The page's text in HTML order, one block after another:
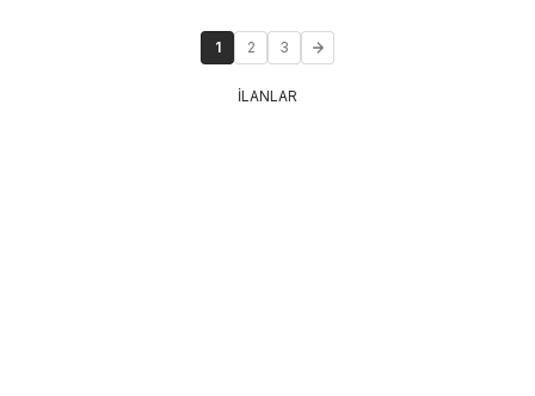
1 2 3
İLANLAR